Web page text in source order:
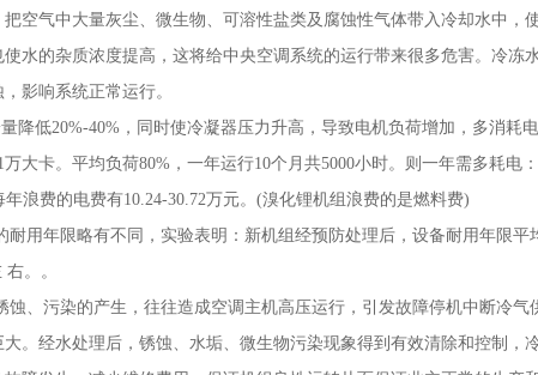
空气中大量灰尘、微生物、可溶性盐类及腐蚀性气体带入冷却水中，
水的杂质浓度提高，这将给中央空调系统的运行带来很多危害。冷冻
影响系统正常运行。
降低20%-40%，同时使冷凝器压力升高，导致电机负荷增加，多消耗
大卡。平均负荷80%，一年运行10个月共5000小时。则一年需多耗电
浪费的电费有10.24-30.72万元。(溴化锂机组浪费的是燃料费)
耐用年限略有不同，实验表明：新机组经预防处理后，设备耐用年限平
。。
蚀、污染的产生，往往造成空调主机高压运行，引发故障停机中断冷气
。经水处理后，锈蚀、水垢、微生物污染现象得到有效清除和控制，